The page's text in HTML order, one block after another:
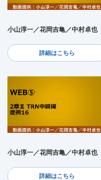
小山淳一／花岡吉亀／中村卓也
詳細はこちら
小山淳一／花岡吉亀／中村卓也
詳細はこちら